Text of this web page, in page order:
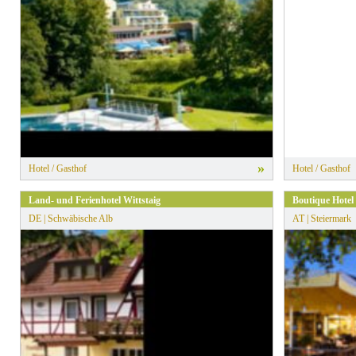
» Alle Filter zurücksetzen
Hotel / Gasthof » Hotel / Gasthof
Land- und Ferienhotel Wittstaig
DE | Schwäbische Alb
Boutique
AT | Steiermark